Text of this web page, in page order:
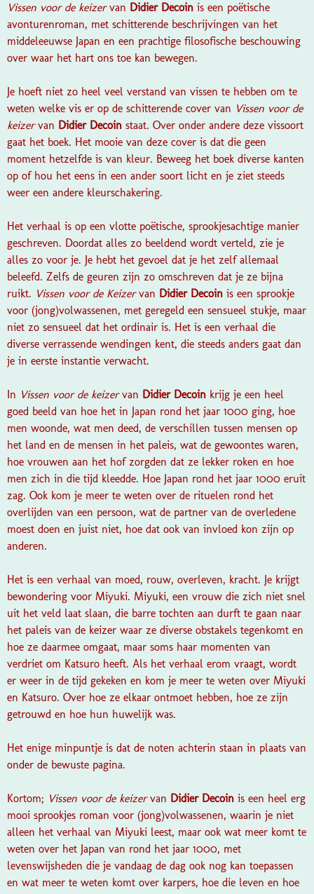
Vissen voor de keizervan Didier Decoin is een poëtische
avonturenroman, met schitterende beschrijvingen van het
middeleeuwse Japan en een prachtige filosofische beschouwing
over waar het hart ons toe kan bewegen.
Je hoeft niet zo heel veel verstand van vissen te hebben om te
weten welke vis er op de schitterende cover van Vissen voor de
keizervan Didier Decoin staat. Over onder andere deze vissoort
gaat het boek. Het mooie van deze cover is dat die geen
moment hetzelfde is van kleur. Beweeg het boek diverse kanten
op of hou het eens in een ander soort licht en je ziet steeds
weer een andere kleurschakering.
Het verhaal is op een vlotte poëtische, sprookjesachtige manier
geschreven. Doordat alles zo beeldend wordt verteld, zie je
alles zo voor je. Je hebt het gevoel dat je het zelf allemaal
beleefd. Zelfs de geuren zijn zo omschreven dat je ze bijna
ruikt. Vissen voor de Keizervan Didier Decoin is een sprookje
voor (jong)volwassenen, met geregeld een sensueel stukje, maar
niet zo sensueel dat het ordinair is. Het is een verhaal die
diverse verrassende wendingen kent, die steeds anders gaat dan
je in eerste instantie verwacht.
In Vissen voor de keizervan Didier Decoin krijg je een heel
goed beeld van hoe het in Japan rond het jaar 1000 ging, hoe
men woonde, wat men deed, de verschillen tussen mensen op
het land en de mensen in het paleis, wat de gewoontes waren,
hoe vrouwen aan het hof zorgden dat ze lekker roken en hoe
men zich in die tijd kleedde. Hoe Japan rond het jaar 1000 eruit
zag. Ook kom je meer te weten over de rituelen rond het
overlijden van een persoon, wat de partner van de overledene
moest doen en juist niet, hoe dat ook van invloed kon zijn op
anderen.
Het is een verhaal van moed, rouw, overleven, kracht. Je krijgt
bewondering voor Miyuki. Miyuki, een vrouw die zich niet snel
uit het veld laat slaan, die barre tochten aan durft te gaan naar
het paleis van de keizer waar ze diverse obstakels tegenkomt en
hoe ze daarmee omgaat, maar soms haar momenten van
verdriet om Katsuro heeft. Als het verhaal erom vraagt, wordt
er weer in de tijd gekeken en kom je meer te weten over Miyuki
en Katsuro. Over hoe ze elkaar ontmoet hebben, hoe ze zijn
getrouwd en hoe hun huwelijk was.
Het enige minpuntje is dat de noten achterin staan in plaats van
onder de bewuste pagina.
Kortom; Vissen voor de keizervan Didier Decoin is een heel erg
mooi sprookjes roman voor (jong)volwassenen, waarin je niet
alleen het verhaal van Miyuki leest, maar ook wat meer komt te
weten over het Japan van rond het jaar 1000, met
levenswijsheden die je vandaag de dag ook nog kan toepassen
en wat meer te weten komt over karpers, hoe die leven en hoe